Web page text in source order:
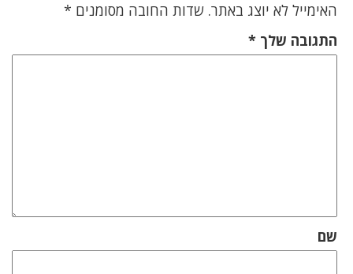
האימייל לא יוצג באתר. שדות החובה מסומנים *
התגובה שלך *
שם